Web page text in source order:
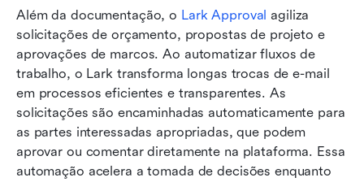
Além da documentação, o Lark Approval agiliza
solicitações de orçamento, propostas de projeto e
aprovações de marcos. Ao automatizar fluxos de
trabalho, o Lark transforma longas trocas de e-mail
em processos eficientes e transparentes. As
solicitações são encaminhadas automaticamente para
as partes interessadas apropriadas, que podem
aprovar ou comentar diretamente na plataforma. Essa
automação acelera a tomada de decisões enquanto